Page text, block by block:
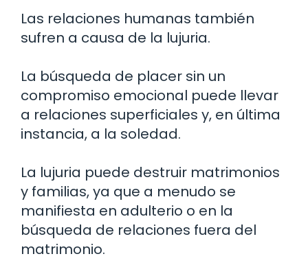
Las relaciones humanas también
sufren a causa de la lujuria.
La búsqueda de placer sin un
compromiso emocional puede llevar
a relaciones superficiales y, en última
instancia, a la soledad.
La lujuria puede destruir matrimonios
y familias, ya que a menudo se
manifiesta en adulterio o en la
búsqueda de relaciones fuera del
matrimonio.